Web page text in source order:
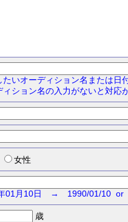
いオーディション名または日
ション名の入力がないと対応
女性
01月10日 → 1990/01/10 or
歳